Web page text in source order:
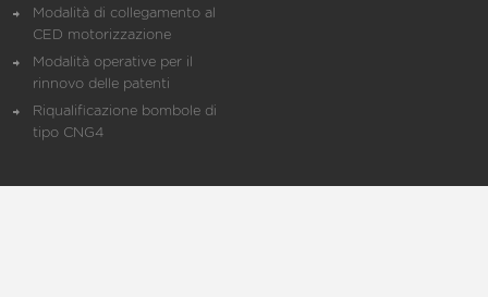
Modalità di collegamento al
CED motorizzazione
Modalità operative per il
rinnovo delle patenti
Riqualificazione bombole di
tipo CNG4